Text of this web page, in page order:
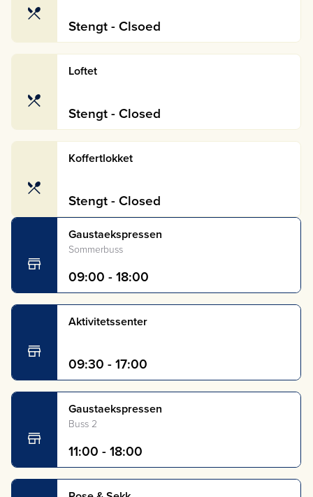
Stengt - Clsoed
Loftet
Stengt - Closed
Koffertlokket
Stengt - Closed
Gaustaekspressen
Sommerbuss
09:00 - 18:00
Aktivitetssenter
09:30 - 17:00
Gaustaekspressen
Buss 2
11:00 - 18:00